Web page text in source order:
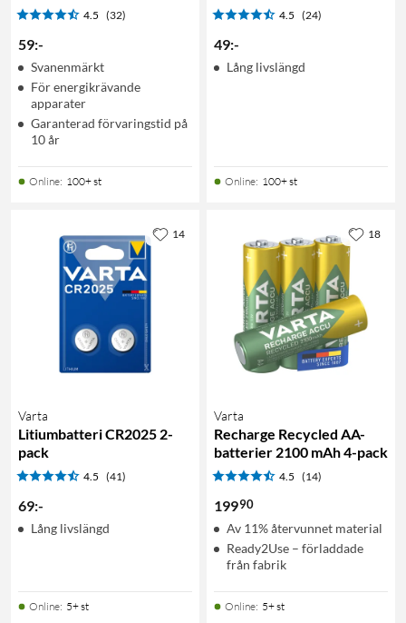
4.5 (32)
59:-
Svanenmärkt
För energikrävande
apparater
Garanterad förvaringstid på
10 år
Online: 100+ st
4.5 (24)
49:-
Lång livslängd
Online: 100+ st
Varta
Litiumbatteri CR2025 2-
pack
4.5 (41)
69:-
Lång livslängd
Online: 5+ st
14
Varta
Recharge Recycled AA-
batterier 2100 mAh 4-pack
4.5 (14)
19990
Av 11% återvunnet material
Ready2Use – förladdade
från fabrik
Online: 5+ st
18